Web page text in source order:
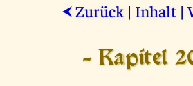
⮜ Zurück | Inhalt |
- Kapitel